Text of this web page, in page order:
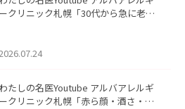
ークリニック札幌「30代から急に老け
。
たしの名医Youtube アルバアレルギ
ークリニック札幌「赤ら顔・酒さ・ニ